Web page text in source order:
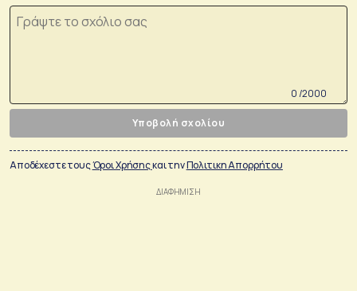
0 /2000
Υποβολή σχολίου
Αποδέχεστε τουςΌροι Χρήσηςκαι τηνΠολιτικη Απορρήτου